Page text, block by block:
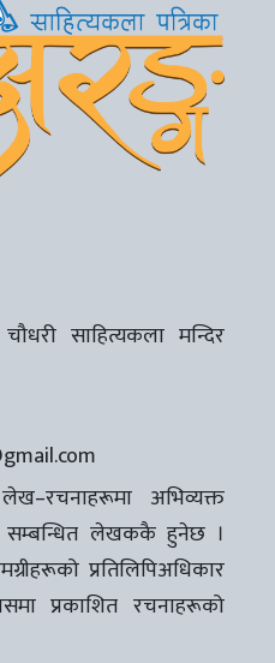
साहित्यकला मन्दिर
अभिव्यक्त
सम्बन्धित लेखककै हुनेछ ।
प्रतिलिपिअधिकार
प्रकाशित रचनाहरूको